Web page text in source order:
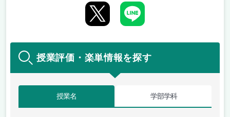
授業評価・楽単情報を探す
授業名 学部学科